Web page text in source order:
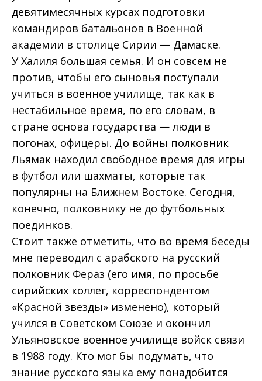
девятимесячных курсах подготовки
командиров батальонов в Военной
академии в столице Сирии — Дамаске.
У Халиля большая семья. И он совсем не
против, чтобы его сыновья поступали
учиться в военное училище, так как в
нестабильное время, по его словам, в
стране основа государства — люди в
погонах, офицеры. До войны полковник
Льямак находил свободное время для игры
в футбол или шахматы, которые так
популярны на Ближнем Востоке. Сегодня,
конечно, полковнику не до футбольных
поединков.
Стоит также отметить, что во время беседы
мне переводил с арабского на русский
полковник Фераз (его имя, по просьбе
сирийских коллег, корреспондентом
«Красной звезды» изменено), который
учился в Советском Союзе и окончил
Ульяновское военное училище войск связи
в 1988 году. Кто мог бы подумать, что
знание русского языка ему понадобится